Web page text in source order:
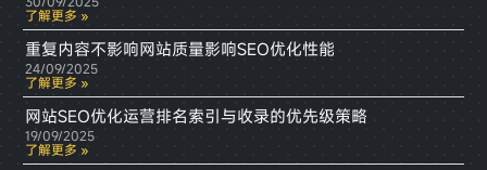
了解更多 »
重复内容不影响网站质量影响SEO优化性能
24/09/2025
了解更多 »
网站SEO优化运营排名索引与收录的优先级策略
19/09/2025
了解更多 »